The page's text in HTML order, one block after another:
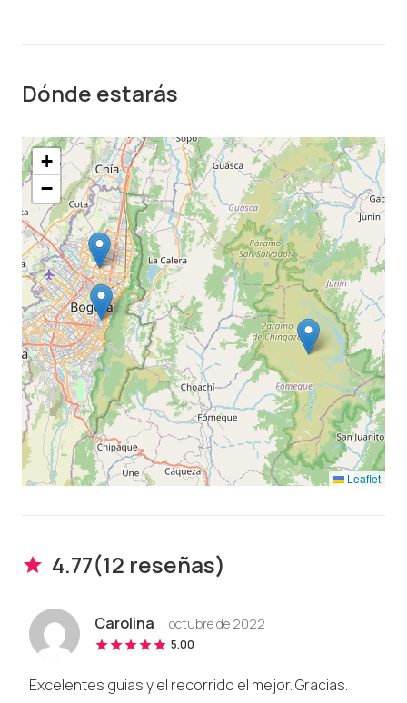
Dónde estarás
+
−
Leaflet
4.77(12 reseñas)
Carolina octubre de 2022
5.00
Excelentes guias y el recorrido el mejor. Gracias.